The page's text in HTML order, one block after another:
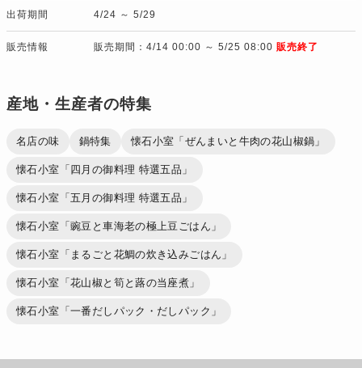
出荷期間 4/24 ～ 5/29
販売情報 販売期間：4/14 00:00 ～ 5/25 08:00 販売終了
産地・生産者の特集
名店の味 鍋特集 懐石小室「ぜんまいと牛肉の花山椒鍋」
懐石小室「四月の御料理 特選五品」
懐石小室「五月の御料理 特選五品」
懐石小室「豌豆と車海老の極上豆ごはん」
懐石小室「まるごと花鯛の炊き込みごはん」
懐石小室「花山椒と筍と蕗の当座煮」
懐石小室「一番だしパック・だしパック」